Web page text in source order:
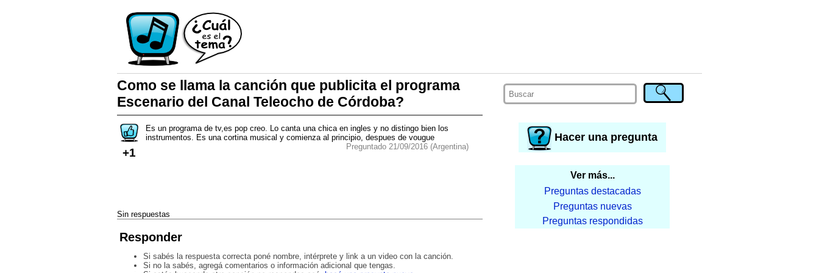
Hacer una pregunta
Ver más...
Preguntas destacadas
Preguntas nuevas
Preguntas respondidas
Como se llama la canción que publicita el programa
Escenario del Canal Teleocho de Córdoba?
+1
Es un programa de tv,es pop creo. Lo canta una chica en ingles y no distingo bien los
instrumentos. Es una cortina musical y comienza al principio, despues de vougue
Preguntado 21/09/2016 (Argentina)
Sin respuestas
Responder
Si sabés la respuesta correcta poné nombre, intérprete y link a un video con la canción.
Si no la sabés, agregá comentarios o información adicional que tengas.